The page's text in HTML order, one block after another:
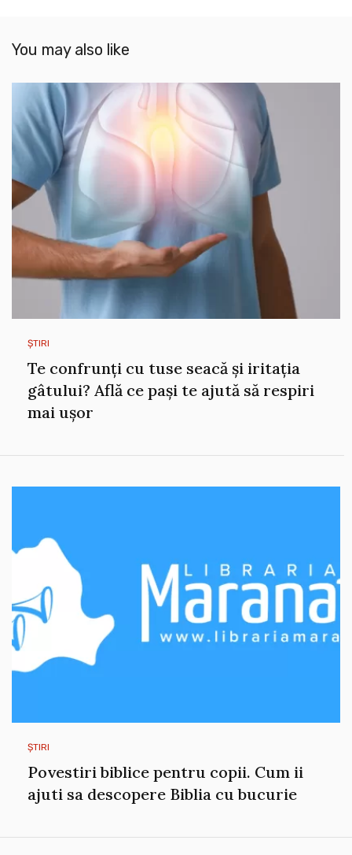
You may also like
ȘTIRI
Te confrunți cu tuse seacă și iritația
gâtului? Află ce pași te ajută să respiri
mai ușor
ȘTIRI
Povestiri biblice pentru copii. Cum ii
ajuti sa descopere Biblia cu bucurie